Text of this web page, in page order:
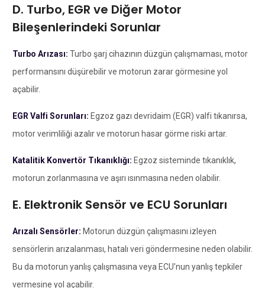
D. Turbo, EGR ve Diğer Motor
Bileşenlerindeki Sorunlar
Turbo Arızası: Turbo şarj cihazının düzgün çalışmaması, motor
performansını düşürebilir ve motorun zarar görmesine yol
açabilir.
EGR Valfi Sorunları: Egzoz gazı devridaim (EGR) valfi tıkanırsa,
motor verimliliği azalır ve motorun hasar görme riski artar.
Katalitik Konvertör Tıkanıklığı: Egzoz sisteminde tıkanıklık,
motorun zorlanmasına ve aşırı ısınmasına neden olabilir.
E. Elektronik Sensör ve ECU Sorunları
Arızalı Sensörler: Motorun düzgün çalışmasını izleyen
sensörlerin arızalanması, hatalı veri göndermesine neden olabilir.
Bu da motorun yanlış çalışmasına veya ECU'nun yanlış tepkiler
vermesine yol açabilir.